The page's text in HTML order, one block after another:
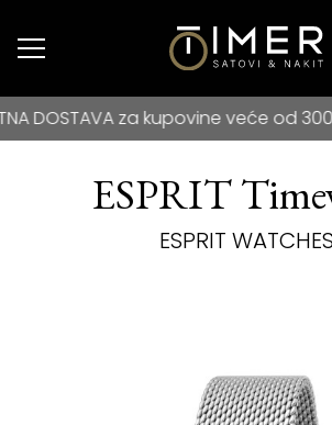
Idi do glavnog
BESPLATNA DOSTAVA za kupovine veće
za kupovine veće od 3000 rsd •
ESPRIT
ESPRIT WATCHES